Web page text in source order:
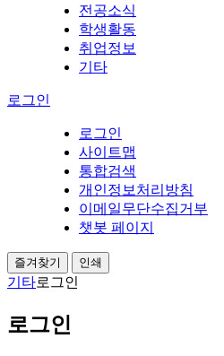
전공소식
학생활동
취업정보
기타
로그인
로그인
사이트맵
통합검색
개인정보처리방침
이메일무단수집거부
챗봇 페이지
즐겨찾기 인쇄
기타로그인
로그인